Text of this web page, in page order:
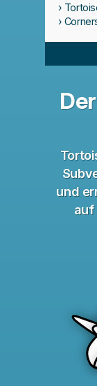
und
auf